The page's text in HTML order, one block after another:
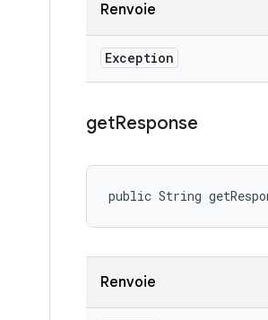
Renvoie
Exception
getResponse
public String
Renvoie